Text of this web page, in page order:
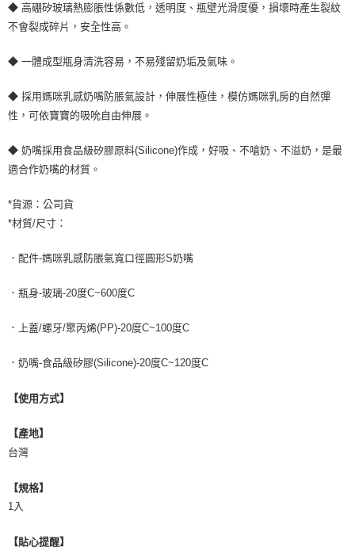
◆ 高硼矽玻璃熱膨脹性係數低，透明度、瓶壁光滑度優，損壞時產生裂紋
不會裂成碎片，安全性高。
◆ 一體成型瓶身清洗容易，不易殘留奶垢及氣味。
◆ 採用媽咪乳感奶嘴防脹氣設計，伸展性極佳，模仿媽咪乳房的自然彈
性，可依寶寶的吸吮自由伸展。
◆ 奶嘴採用食品級矽膠原料(Silicone)作成，好吸、不嗆奶、不溢奶，是最
適合作奶嘴的材質。
*貨源：公司貨
*材質/尺寸：
．配件-媽咪乳感防脹氣寬口徑圓形S奶嘴
．瓶身-玻璃-20度C~600度C
．上蓋/螺牙/聚丙烯(PP)-20度C~100度C
．奶嘴-食品級矽膠(Silicone)-20度C~120度C
【使用方式】
【產地】
台灣
【規格】
1入
【貼心提醒】